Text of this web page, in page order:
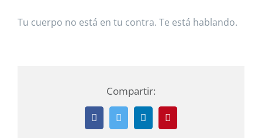
Tu cuerpo no está en tu contra. Te está hablando.
Compartir:
FacebookTwitterLinkedInPinterest